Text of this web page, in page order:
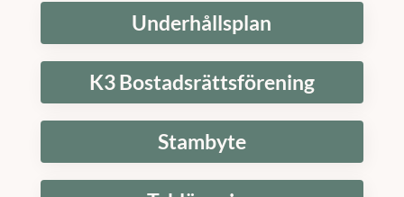
Underhållsplan
K3 Bostadsrättsförening
Stambyte